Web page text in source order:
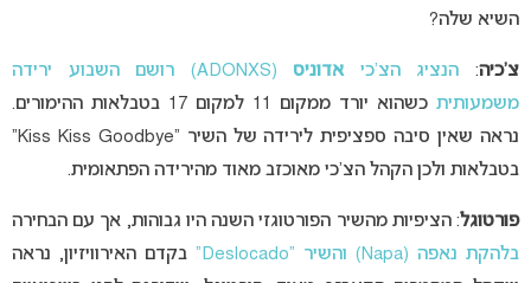
השיא שלה?
צ’כיה: הנציג הצ’כיאדוניס
(ADONXS) רושם השבוע ירידה
משמעותית
כשהוא יורד ממקום 11 למקום 17 בטבלאות ההימורים.
נראה שאין סיבה ספציפית לירידה של השיר “Kiss Kiss Goodbye”
בטבלאות ולכן הקהל הצ’כי מאוכזב מאוד מהירידה הפתאומית.
פורטוגל: הציפיות מהשיר הפורטוגזי השנה היו גבוהות, אך עם הבחירה
בלהקת נאפה (Napa) והשיר “Deslocado”
בקדם האירוויזיון, נראה